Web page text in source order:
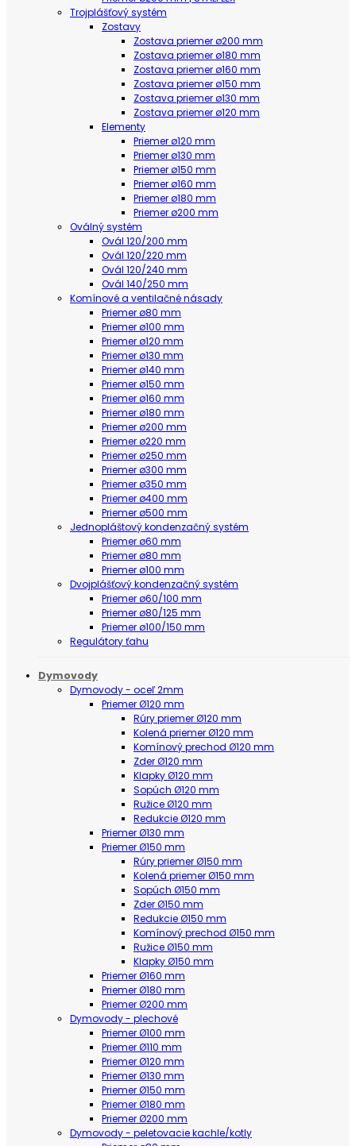
Trojplášťový systém
Zostavy
Zostava priemer ø200 mm
Zostava priemer ø180 mm
Zostava priemer ø160 mm
Zostava priemer ø150 mm
Zostava priemer ø130 mm
Zostava priemer ø120 mm
Elementy
Priemer ø120 mm
Priemer ø130 mm
Priemer ø150 mm
Priemer ø160 mm
Priemer ø180 mm
Priemer ø200 mm
Oválný systém
Ovál 120/200 mm
Ovál 120/220 mm
Ovál 120/240 mm
Ovál 140/250 mm
Komínové a ventilačné násady
Priemer ø80 mm
Priemer ø100 mm
Priemer ø120 mm
Priemer ø130 mm
Priemer ø140 mm
Priemer ø150 mm
Priemer ø160 mm
Priemer ø180 mm
Priemer ø200 mm
Priemer ø220 mm
Priemer ø250 mm
Priemer ø300 mm
Priemer ø350 mm
Priemer ø400 mm
Priemer ø500 mm
Jednopláštový kondenzačný systém
Priemer ø60 mm
Priemer ø80 mm
Priemer ø100 mm
Dvojplášťový kondenzačný systém
Priemer ø60/100 mm
Priemer ø80/125 mm
Priemer ø100/150 mm
Regulátory ťahu
Dymovody
Dymovody - oceľ 2mm
Priemer Ø120 mm
Rúry priemer Ø120 mm
Kolená priemer Ø120 mm
Komínový prechod Ø120 mm
Zder Ø120 mm
Klapky Ø120 mm
Sopúch Ø120 mm
Ružice Ø120 mm
Redukcie Ø120 mm
Priemer Ø130 mm
Priemer Ø150 mm
Rúry priemer Ø150 mm
Kolená priemer Ø150 mm
Sopúch Ø150 mm
Zder Ø150 mm
Redukcie Ø150 mm
Komínový prechod Ø150 mm
Ružice Ø150 mm
Klapky Ø150 mm
Priemer Ø160 mm
Priemer Ø180 mm
Priemer Ø200 mm
Dymovody - plechové
Priemer Ø100 mm
Priemer Ø110 mm
Priemer Ø120 mm
Priemer Ø130 mm
Priemer Ø150 mm
Priemer Ø180 mm
Priemer Ø200 mm
Dymovody - peletovacie kachle/kotly